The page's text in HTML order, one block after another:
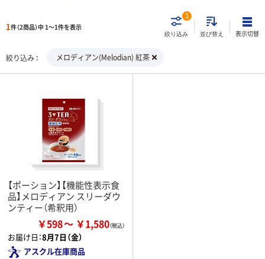
1件（2商品）中 1～1件を表示
絞り込み
1
並び替え 表示切替
絞り込み メロディアン(Melodian) 紅茶
【ポーション】【機能性表示食
品】メロディアン スリーダウ
ンティー（希釈用）
￥598 ￥1,580
お届け日：8月7日（金）
アスクル在庫商品